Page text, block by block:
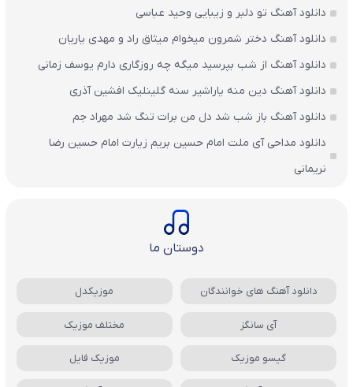
دانلود آهنگ تو دلبر و زیبایی وحید عباسی
دانلود آهنگ دختر شمرون میخوام میثاق راد و مهدی یاریان
دانلود آهنگ از شب بپرسید میگه چه روزگاری دارم یوسف زمانی
دانلود آهنگ دین منه یاراشیر سنه گلینلیک افشین آذری
دانلود آهنگ باز شب شد دل من برات تنگ شد مهراد جم
دانلود مداحی آی ملت امام حسین بریم زیارت امام حسین رضا
نریمانی
دوستان ما
دانلود آهنگ های خوانندگان موزیکدل
آی سانگز مختلف موزیک
گیسو موزیک موزیک فایل